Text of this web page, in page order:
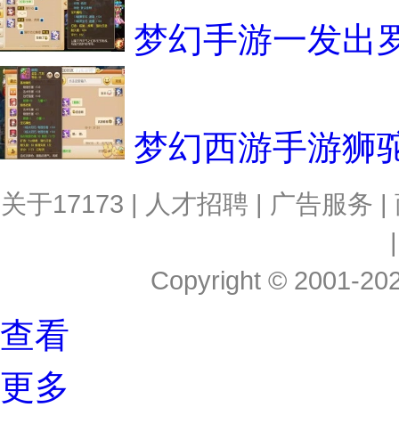
梦幻手游一发出
梦幻西游手游狮
关于17173 | 人才招聘 | 广告服务 |
Copyright © 2001-
查看
更多